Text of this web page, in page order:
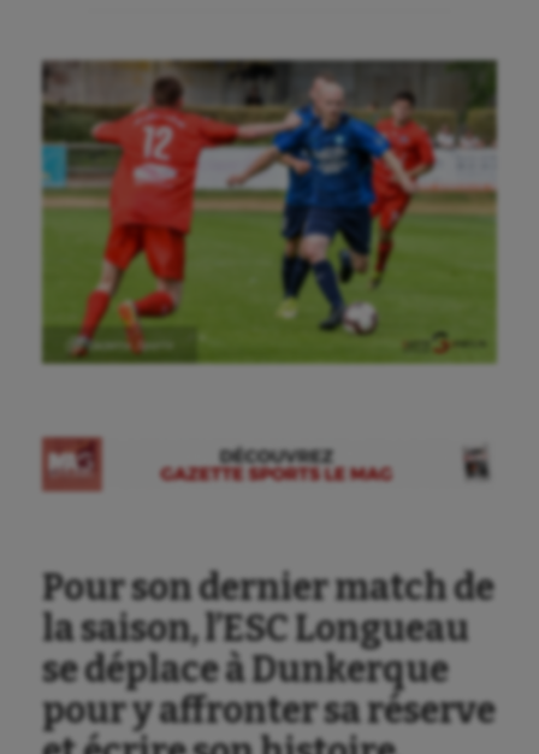
Aéronautique
Athlétisme
Auto
Ⓒ Gazette Sports
Pour son dernier match de
la saison, l’ESC Longueau
se déplace à Dunkerque
pour y affronter sa réserve